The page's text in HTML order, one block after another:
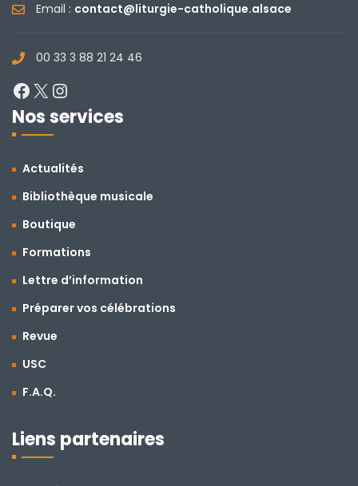
Email : contact@liturgie-catholique.alsace
00 33 3 88 21 24 46
Facebook
X
Nos services
Actualités
Bibliothèque musicale
Boutique
Formations
Lettre d’information
Préparer vos célébrations
Revue
USC
F.A.Q.
Liens partenaires